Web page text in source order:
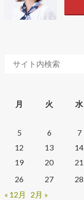
月
火 水
5
6 7
12
13 14
19
20 21
26
27 28
« 12月
2月 »